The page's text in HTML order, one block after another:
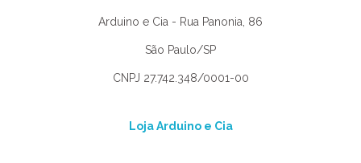
Arduino e Cia - Rua Panonia, 86
São Paulo/SP
CNPJ 27.742.348/0001-00
Loja Arduino e Cia